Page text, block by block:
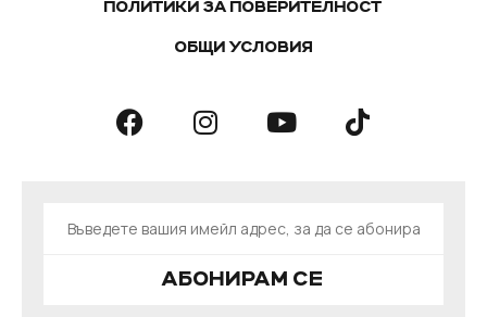
ПОЛИТИКИ ЗА ПОВЕРИТЕЛНОСТ
ОБЩИ УСЛОВИЯ
АБОНИРАМ СЕ